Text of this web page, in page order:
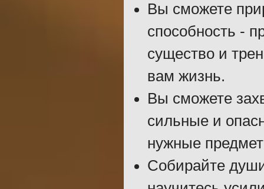
Вы сможете
способность -
существо и
вам жизнь.
Вы сможете
сильные и
нужные
Собирайте